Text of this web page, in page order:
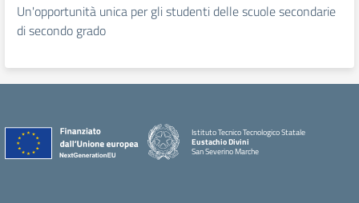
Un'opportunità unica per gli studenti delle scuole secondarie
di secondo grado
Istituto Tecnico Tecnologico Statale
Eustachio Divini
San Severino Marche